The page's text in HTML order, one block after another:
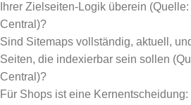
Ihrer Zielseiten-Logik überein
Central)?
Sind Sitemaps vollständig, aktuell,
Seiten, die indexierbar sein sollen
Central)?
Für Shops ist eine Kernentscheidung: